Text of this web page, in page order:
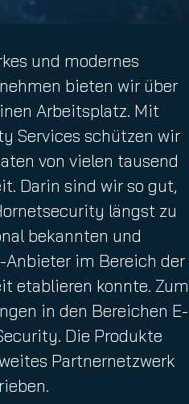
und modernes
bieten wir über
Arbeitsplatz. Mit
Services schützen wir
von vielen tausend
Darin sind wir so gut,
längst zu
bekannten und
im Bereich der
etablieren konnte. Zum
in den Bereichen E-
Die Produkte
Partnernetzwerk